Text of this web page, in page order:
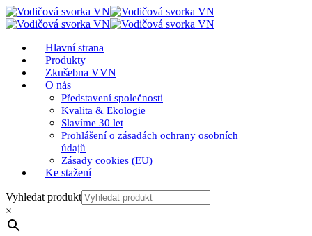
Hlavní strana
Produkty
Zkušebna VVN
O nás
Představení společnosti
Kvalita & Ekologie
Slavíme 30 let
Prohlášení o zásadách ochrany osobních
údajů
Zásady cookies (EU)
Ke stažení
Vyhledat produkt
×